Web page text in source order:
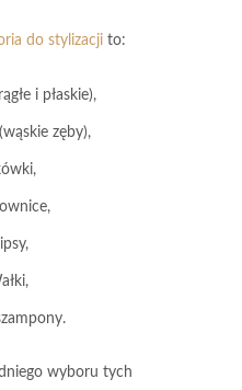
do stylizacjito:
i płaskie),
zęby),
,
,
,
,
.
wyboru tych